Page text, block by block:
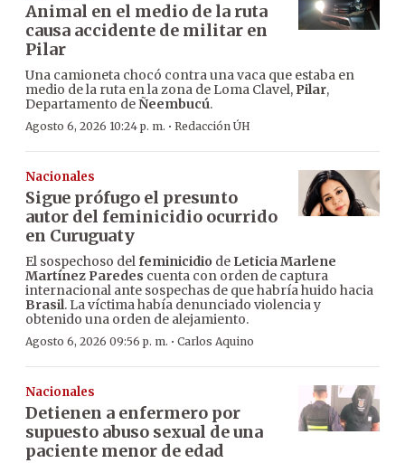
Animal en el medio de la ruta
causa accidente de militar en
Pilar
Una camioneta chocó contra una vaca que estaba en
medio de la ruta en la zona de Loma Clavel, Pilar,
Departamento deÑeembucú.
Agosto 6, 2026 10:24 p. m. · Redacción ÚH
Nacionales
Sigue prófugo el presunto
autor del feminicidio ocurrido
en Curuguaty
El sospechoso delfeminicidio de Leticia Marlene
Martínez Paredes cuenta con orden de captura
internacional ante sospechas de que habría huido hacia
Brasil. La víctima había denunciado violencia y
obtenido una orden de alejamiento.
Agosto 6, 2026 09:56 p. m. · Carlos Aquino
Nacionales
Detienen a enfermero por
supuesto abuso sexual de una
paciente menor de edad